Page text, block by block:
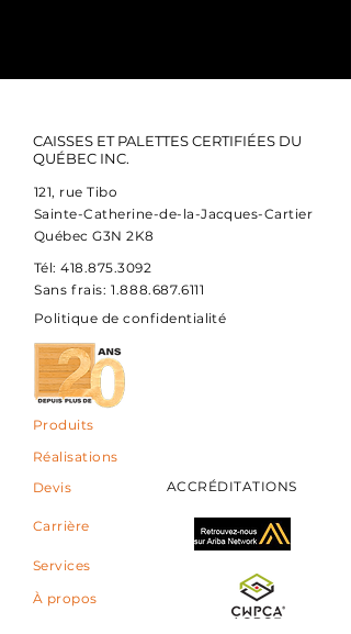
CAISSES ET PALETTES CERTIFIÉES DU
QUÉBEC INC.
121, rue Tibo
Sainte-Catherine-de-la-Jacques-Cartier
Québec G3N 2K8
Tél:418.875.3092
Sans frais:1.888.687.6111
Politique de confidentialité
Produits
Réalisations
Devis
Carrière
ACCRÉDITATIONS
Services
À propos